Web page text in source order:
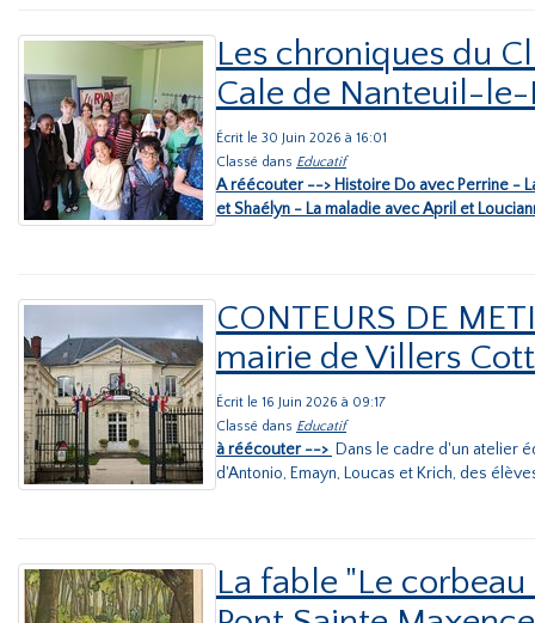
Les chroniques du
Cale de Nanteuil-
Écrit le 30 Juin 2026 à 16:01
Classé dans Educatif
A réécouter --> Histoire Do avec Perrine -
et Shaélyn - La maladie avec April et
CONTEURS DE
mairie de Villers
Écrit le 16 Juin 2026 à 09:17
Classé dans Educatif
à réécouter --> Dans le cadre d'un atelier
d'Antonio, Emayn, Loucas et Krich, des
La fable "Le